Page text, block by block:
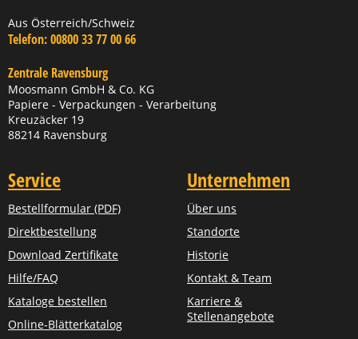
Aus Österreich/Schweiz
Telefon:00800 33 77 00 66
Zentrale Ravensburg
Moosmann GmbH & Co. KG
Papiere - Verpackungen - Verarbeitung
Kreuzäcker 19
88214 Ravensburg
Service
Bestellformular (PDF)
Direktbestellung
Download Zertifikate
Hilfe/FAQ
Kataloge bestellen
Online-Blätterkatalog
Unternehmen
Über uns
Standorte
Historie
Kontakt & Team
Karriere &
Stellenangebote